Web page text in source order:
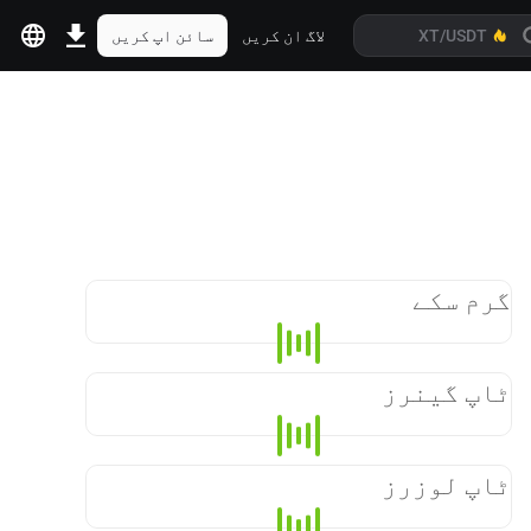
لاگ ان کریں سائن اپ کریں
گرم سکے
ٹاپ گینرز
ٹاپ لوزرز